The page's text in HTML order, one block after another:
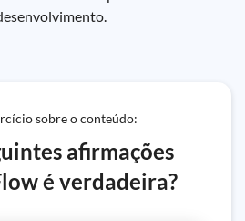
sobre o conteúdo:
afirmações
é verdadeira?